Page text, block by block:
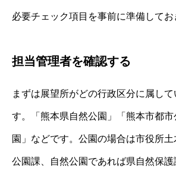
必要チェック項目を事前に準備してお
担当管理者を確認する
まずは展望所がどの行政区分に属して
す。「熊本県自然公園」「熊本市都
園」などです。公園の場合は市役所
公園課、自然公園であれば県自然保